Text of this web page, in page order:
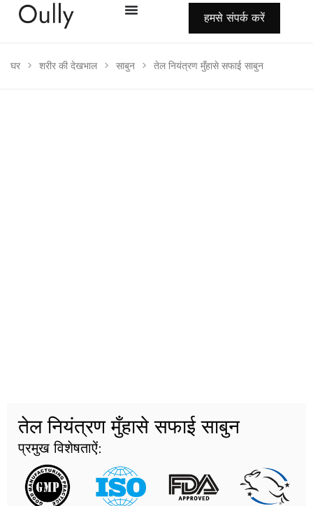
हमसे संपर्क करें
घर > शरीर की देखभाल > साबुन > तेल नियंत्रण मुँहासे सफाई साबुन
तेल नियंत्रण मुँहासे सफाई साबुन
प्रमुख विशेषताऐं: